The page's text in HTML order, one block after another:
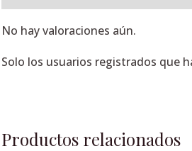
No hay valoraciones aún.
Solo los usuarios registrados que
Productos relacionados